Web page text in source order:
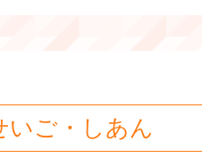
いご・しあん